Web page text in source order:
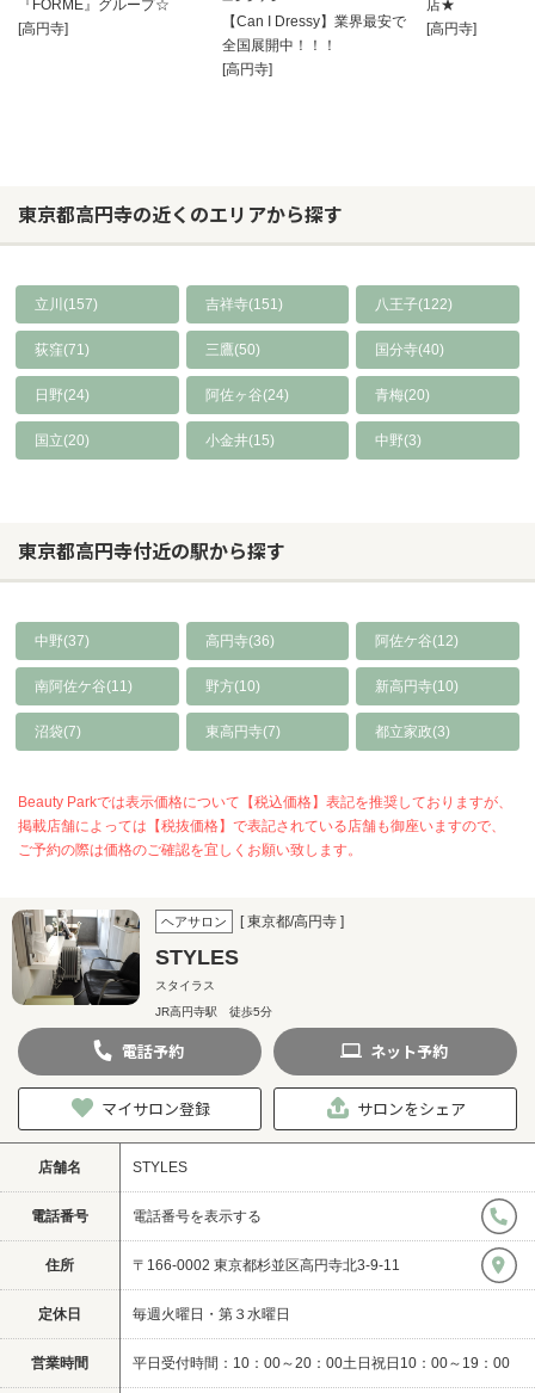
『FORME』グループ☆
[高円寺]
【Can I Dressy】業界最安で
全国展開中！！！
[高円寺]
店★
[高円寺]
東京都高円寺の近くのエリアから探す
立川(157) 吉祥寺(151) 八王子(122)
荻窪(71) 三鷹(50) 国分寺(40)
日野(24) 阿佐ヶ谷(24) 青梅(20)
国立(20) 小金井(15) 中野(3)
東京都高円寺付近の駅から探す
中野(37) 高円寺(36) 阿佐ケ谷(12)
南阿佐ケ谷(11) 野方(10) 新高円寺(10)
沼袋(7) 東高円寺(7) 都立家政(3)
Beauty Parkでは表示価格について【税込価格】表記を推奨しておりますが、
掲載店舗によっては【税抜価格】で表記されている店舗も御座いますので、
ご予約の際は価格のご確認を宜しくお願い致します。
ヘアサロン [ 東京都/高円寺 ]
STYLES
スタイラス
JR高円寺駅 徒歩5分
電話予約 ネット予約
マイサロン登録 サロンをシェア
店舗名 STYLES
電話番号 電話番号を表示する
住所 〒166-0002 東京都杉並区高円寺北3-9-11
定休日 毎週火曜日・第３水曜日
営業時間 平日受付時間：10：00～20：00土日祝日10：00～19：00